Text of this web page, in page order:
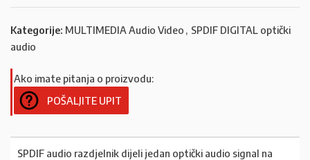
Kategorije: MULTIMEDIA Audio Video , SPDIF DIGITAL optički
audio
Ako imate pitanja o proizvodu:
POŠALJITE UPIT
SPDIF audio razdjelnik dijeli jedan optički audio signal na